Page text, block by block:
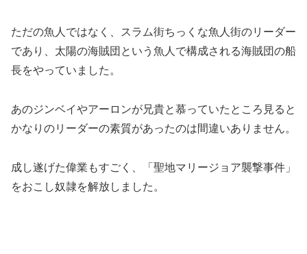
ただの魚人ではなく、スラム街ちっくな魚人街のリーダー
であり、太陽の海賊団という魚人で構成される海賊団の船
長をやっていました。
あのジンベイやアーロンが兄貴と慕っていたところ見ると
かなりのリーダーの素質があったのは間違いありません。
成し遂げた偉業もすごく、「聖地マリージョア襲撃事件」
をおこし奴隷を解放しました。